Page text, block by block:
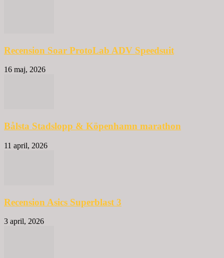
Recension Soar ProtoLab ADV Speedsuit
16 maj, 2026
Bålsta Stadslopp & Köpenhamn marathon
11 april, 2026
Recension Asics Superblast 3
3 april, 2026